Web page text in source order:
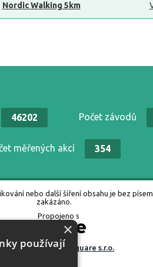
Nordic Walking 5km
46202 Počet závodů
měřených akcí 354
nebo další šíření obsahu je bez
zakázáno.
Propojeno s
ve studiuM square s.r.o.
×
používají